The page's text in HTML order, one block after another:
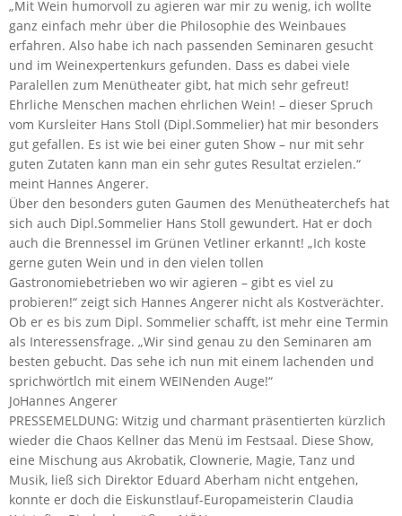
„Mit Wein humorvoll zu agieren war mir zu wenig, ich wollte
ganz einfach mehr über die Philosophie des Weinbaues
erfahren. Also habe ich nach passenden Seminaren gesucht
und im Weinexpertenkurs gefunden. Dass es dabei viele
Paralellen zum Menütheater gibt, hat mich sehr gefreut!
Ehrliche Menschen machen ehrlichen Wein! – dieser Spruch
vom Kursleiter Hans Stoll (Dipl.Sommelier) hat mir besonders
gut gefallen. Es ist wie bei einer guten Show – nur mit sehr
guten Zutaten kann man ein sehr gutes Resultat erzielen.“
meint Hannes Angerer.
Über den besonders guten Gaumen des Menütheaterchefs hat
sich auch Dipl.Sommelier Hans Stoll gewundert. Hat er doch
auch die Brennessel im Grünen Vetliner erkannt! „Ich koste
gerne guten Wein und in den vielen tollen
Gastronomiebetrieben wo wir agieren – gibt es viel zu
probieren!“ zeigt sich Hannes Angerer nicht als Kostverächter.
Ob er es bis zum Dipl. Sommelier schafft, ist mehr eine Termin
als Interessensfrage. „Wir sind genau zu den Seminaren am
besten gebucht. Das sehe ich nun mit einem lachenden und
sprichwörtlch mit einem WEINenden Auge!“
JoHannes Angerer
PRESSEMELDUNG: Witzig und charmant präsentierten kürzlich
wieder die Chaos Kellner das Menü im Festsaal. Diese Show,
eine Mischung aus Akrobatik, Clownerie, Magie, Tanz und
Musik, ließ sich Direktor Eduard Aberham nicht entgehen,
konnte er doch die Eiskunstlauf-Europameisterin Claudia